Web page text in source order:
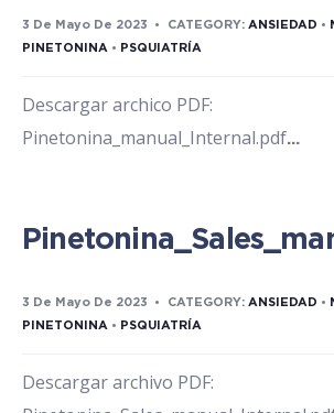
3 De Mayo De 2023 • CATEGORY: ANSIEDAD •
PINETONINA • PSQUIATRÍA
Descargar archico PDF:
Pinetonina_manual_Internal.pdf...
3 De Mayo De 2023 • CATEGORY: ANSIEDAD •
PINETONINA • PSQUIATRÍA
Descargar archivo PDF: